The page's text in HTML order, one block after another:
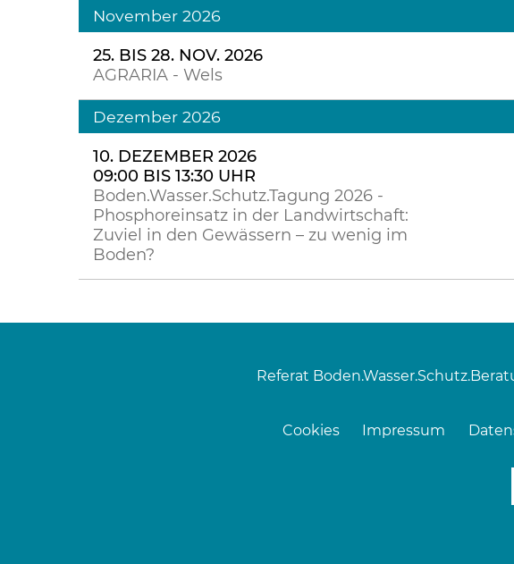
November 2026
25. BIS 28. NOV. 2026
AGRARIA - Wels
Dezember 2026
10. DEZEMBER 2026
09:00 BIS 13:30 UHR
Boden.Wasser.Schutz.Tagung 2026 -
Phosphoreinsatz in der Landwirtschaft:
Zuviel in den Gewässern – zu wenig im
Boden?
Referat
Cookies Impressum